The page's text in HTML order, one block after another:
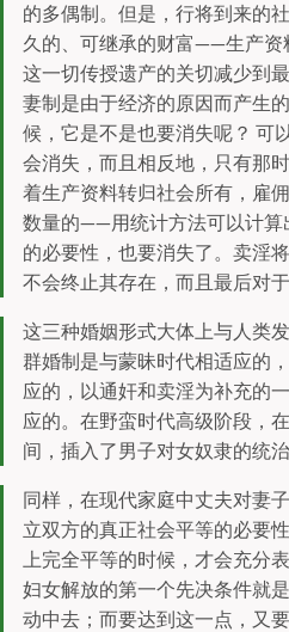
的多偶制。但是，行将到来的
久的、可继承的财富——生产
这一切传授遗产的关切减少到
妻制是由于经济的原因而产生
候，它是不是也要消失呢？ 可
会消失，而且相反地，只有那
着生产资料转归社会所有，雇
数量的——用统计方法可以计
的必要性，也要消失了。卖淫
不会终止其存在，而且最后对
这三种婚姻形式大体上与人类
群婚制是与蒙昧时代相适应的
应的，以通奸和卖淫为补充的
应的。在野蛮时代高级阶段，
间，插入了男子对女奴隶的统治
同样，在现代家庭中丈夫对妻
立双方的真正社会平等的必要
上完全平等的时候，才会充分
妇女解放的第一个先决条件就
动中去；而要达到这一点，又